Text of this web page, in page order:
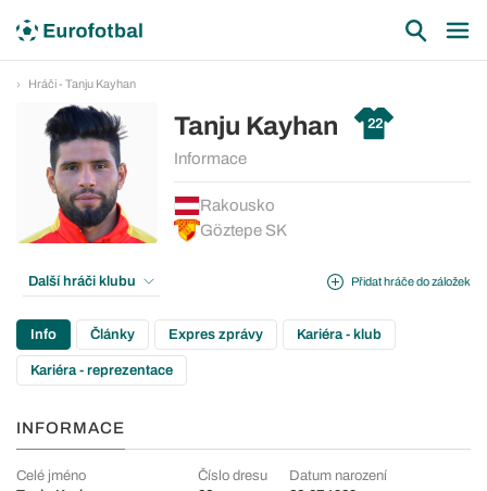
Hráči - Tanju Kayhan
Tanju Kayhan 22
Informace
Rakousko
Göztepe SK
Přidat hráče do záložek
Další hráči klubu
Info Články Expres zprávy Kariéra - klub
Kariéra - reprezentace
INFORMACE
Celé jméno
Číslo dresu
Datum narození